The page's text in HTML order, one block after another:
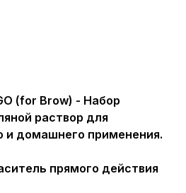
(for Brow) - Набор
раствор для
и домашнего применения.
прямого действия